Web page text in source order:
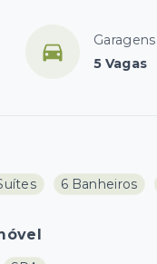
Garagens
5 Vagas
6 Banheiros